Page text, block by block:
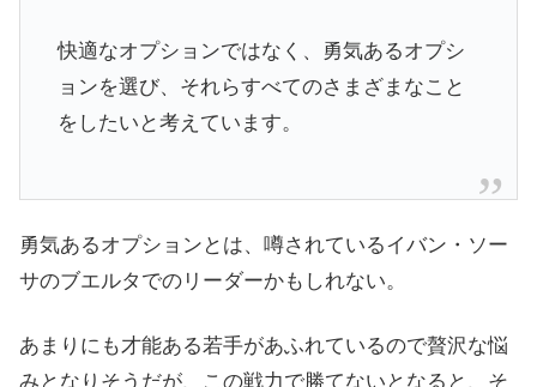
快適なオプションではなく、勇気あるオプシ
ョンを選び、それらすべてのさまざまなこと
をしたいと考えています。
勇気あるオプションとは、噂されているイバン・ソー
サのブエルタでのリーダーかもしれない。
あまりにも才能ある若手があふれているので贅沢な悩
みとなりそうだが、この戦力で勝てないとなると、そ